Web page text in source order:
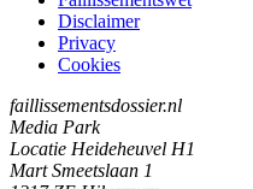
Disclaimer
Privacy
Cookies
faillissementsdossier.nl
Media Park
Locatie Heideheuvel H1
Mart Smeetslaan 1